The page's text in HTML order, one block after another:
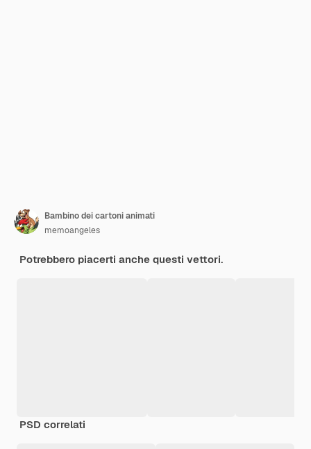
Bambino dei cartoni animati
memoangeles
Potrebbero piacerti anche questi vettori.
PSD correlati